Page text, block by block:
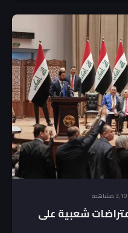
مشاهدة
شعبية على